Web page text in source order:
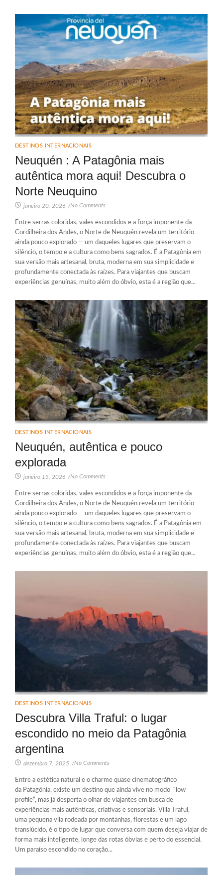
DESTINOS INTERNACIONAIS
Neuquén : A Patagônia mais
autêntica mora aqui! Descubra o
Norte Neuquino
janeiro 20, 2026 /No Comments
Entre serras coloridas, vales escondidos e a força imponente da
Cordilheira dos Andes, o Norte de Neuquén revela um território
ainda pouco explorado — um daqueles lugares que preservam o
silêncio, o tempo e a cultura como bens sagrados. É a Patagônia em
sua versão mais artesanal, bruta, moderna em sua simplicidade e
profundamente conectada às raízes. Para viajantes que buscam
experiências genuínas, muito além do óbvio, esta é a região que...
DESTINOS INTERNACIONAIS
Neuquén, autêntica e pouco
explorada
janeiro 15, 2026 /No Comments
Entre serras coloridas, vales escondidos e a força imponente da
Cordilheira dos Andes, o Norte de Neuquén revela um território
ainda pouco explorado — um daqueles lugares que preservam o
silêncio, o tempo e a cultura como bens sagrados. É a Patagônia em
sua versão mais artesanal, bruta, moderna em sua simplicidade e
profundamente conectada às raízes. Para viajantes que buscam
experiências genuínas, muito além do óbvio, esta é a região que...
DESTINOS INTERNACIONAIS
Descubra Villa Traful: o lugar
escondido no meio da Patagônia
argentina
dezembro 7, 2025 /No Comments
Entre a estética natural e o charme quase cinematográfico
da Patagônia, existe um destino que ainda vive no modo “low
profile”, mas já desperta o olhar de viajantes em busca de
experiências mais autênticas, criativas e sensoriais. Villa Traful,
uma pequena vila rodeada por montanhas, florestas e um lago
translúcido, é o tipo de lugar que conversa com quem deseja viajar de
forma mais inteligente, longe das rotas óbvias e perto do essencial.
Um paraíso escondido no coração...